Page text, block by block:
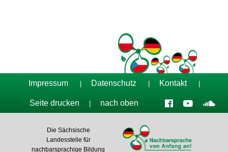
Impressum Datenschutz Kontakt
Seite drucken nach oben
Die Sächsische
Landesstelle für
nachbarsprachige Bildung